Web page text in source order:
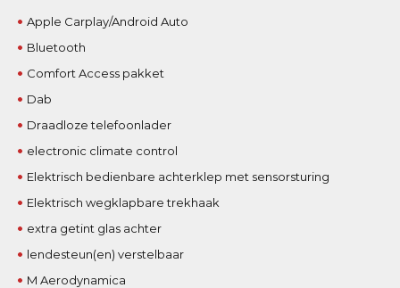
Apple Carplay/Android Auto
Bluetooth
Comfort Access pakket
Dab
Draadloze telefoonlader
electronic climate control
Elektrisch bedienbare achterklep met sensorsturing
Elektrisch wegklapbare trekhaak
extra getint glas achter
lendesteun(en) verstelbaar
M Aerodynamica